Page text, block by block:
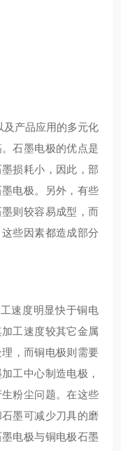
产品应用的多元化
石墨电极的优点是
损耗小，因此，部
电极。另外，有些
则较容易成型，而
些因素都造成部分
速度明显快于铜电
工速度较其它金属
，而铜电极则需要
工中心制造电极，
粉尘问题。在这些
墨可减少刀具的磨
电极与铜电极石墨